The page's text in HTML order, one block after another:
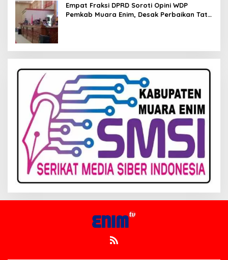
Empat Fraksi DPRD Soroti Opini WDP
Pemkab Muara Enim, Desak Perbaikan Tata